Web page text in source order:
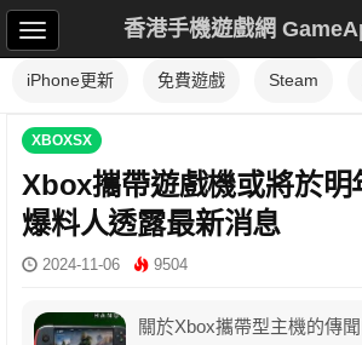
香港手機遊戲網
iPhone更新 免費遊戲 Steam
XBOXSX
Xbox攜帶遊戲機或將於明
爆料人透露最新消息
2024-11-06 9504
關於Xbox攜帶型主機的傳